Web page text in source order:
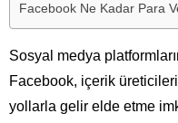
Facebook Ne Kadar Para
Sosyal medya
Facebook, içerik
yollarla gelir elde etme